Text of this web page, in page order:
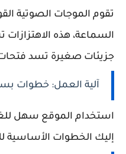
تقوم الموجات الصوتية
السماعة، هذه
جزيئات صغيرة تسد
آلية العمل: خطوات
استخدام الموقع سهل
إليك الخطوات الأساسية